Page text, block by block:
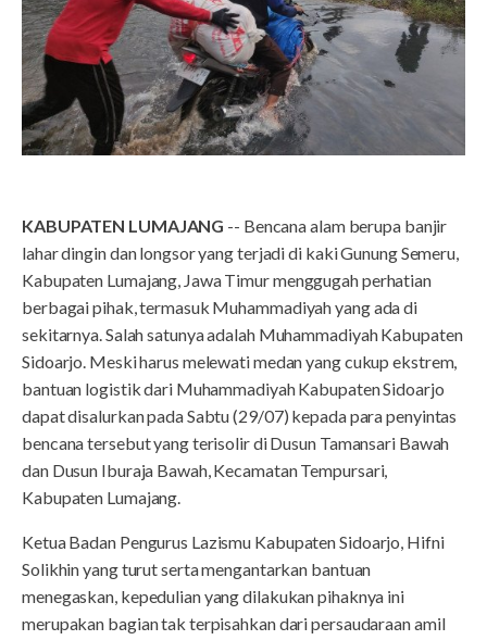
KABUPATEN LUMAJANG -- Bencana alam berupa banjir
lahar dingin dan longsor yang terjadi di kaki Gunung Semeru,
Kabupaten Lumajang, Jawa Timur menggugah perhatian
berbagai pihak, termasuk Muhammadiyah yang ada di
sekitarnya. Salah satunya adalah Muhammadiyah Kabupaten
Sidoarjo. Meski harus melewati medan yang cukup ekstrem,
bantuan logistik dari Muhammadiyah Kabupaten Sidoarjo
dapat disalurkan pada Sabtu (29/07) kepada para penyintas
bencana tersebut yang terisolir di Dusun Tamansari Bawah
dan Dusun Iburaja Bawah, Kecamatan Tempursari,
Kabupaten Lumajang.
Ketua Badan Pengurus Lazismu Kabupaten Sidoarjo, Hifni
Solikhin yang turut serta mengantarkan bantuan
menegaskan, kepedulian yang dilakukan pihaknya ini
merupakan bagian tak terpisahkan dari persaudaraan amil